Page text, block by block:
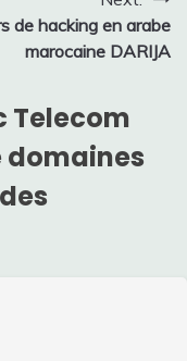
de hacking en arabe
marocaine DARIJA
Telecom
domaines